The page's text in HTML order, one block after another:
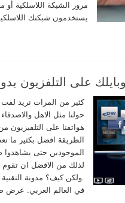
مرور الشبكة اللاسلكية أو
يستخدمون شبكتك
على التلفزيون
كثير من المرات نريد
حولنا مثل الاهل
هواتفنا على
الطريقة افضل بكثير ما
الموجودين حتى
لذلك من الافضل ان تقوم
.ولكن كيف؟ مدونة
في العالم العربي. عرض